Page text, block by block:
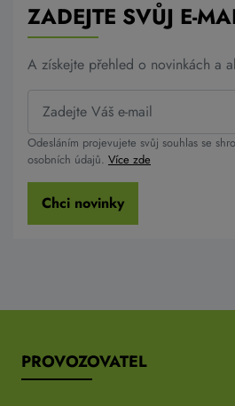
ZADEJTE SVŮJ E-
A získejte přehled o novinkách a
Odesláním projevujete svůj souhlas se
osobních údajů. Více zde
Chci novinky
PROVOZOVATEL